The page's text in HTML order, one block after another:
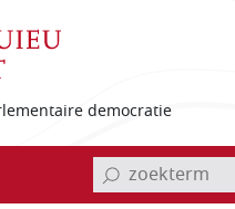
democratie
invoerveld